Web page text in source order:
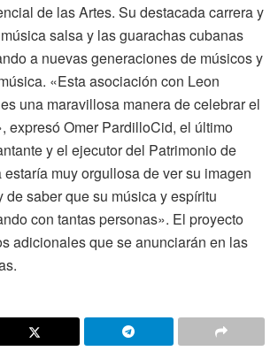
de las Artes. Su destacada carrera y
salsa y las guarachas cubanas
a nuevas generaciones de músicos y
«Esta asociación con Leon
una maravillosa manera de celebrar el
expresó Omer PardilloCid, el último
y el ejecutor del Patrimonio de
muy orgullosa de ver su imagen
de saber que su música y espíritu
con tantas personas». El proyecto
adicionales que se anunciarán en las